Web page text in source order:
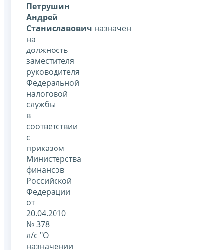
Петрушин
Андрей
Станиславович назначен
на
должность
заместителя
руководителя
Федеральной
налоговой
службы
в
соответствии
с
приказом
Министерства
финансов
Российской
Федерации
от
20.04.2010
№ 378
л/с "О
назначении